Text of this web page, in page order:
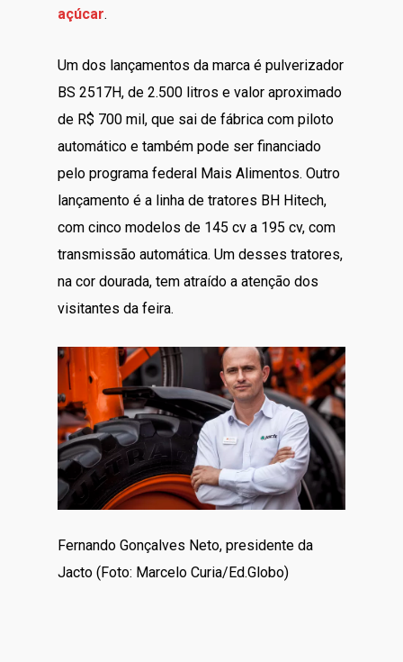
açúcar.
Um dos lançamentos da marca é pulverizador
BS 2517H, de 2.500 litros e valor aproximado
de R$ 700 mil, que sai de fábrica com piloto
automático e também pode ser financiado
pelo programa federal Mais Alimentos. Outro
lançamento é a linha de tratores BH Hitech,
com cinco modelos de 145 cv a 195 cv, com
transmissão automática. Um desses tratores,
na cor dourada, tem atraído a atenção dos
visitantes da feira.
Fernando Gonçalves Neto, presidente da
Jacto (Foto: Marcelo Curia/Ed.Globo)